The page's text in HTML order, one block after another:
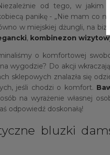
od tego, w jakim
panikę - „Nie mam co
w miejskiej dżungli, na
, kombinezon
o komfortowej
wygodzie? Do akcji
sklepowych znalazła się
jeśli chodzi o komfort.
na wyrażenie własnej
odpowiedź doskonałą!
bluzki